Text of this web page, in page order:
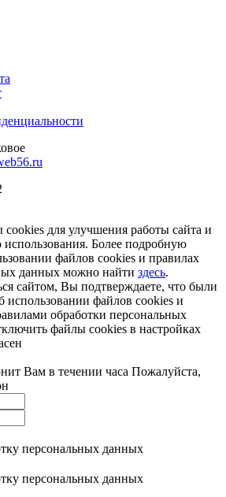
для улучшения работы сайта и
использования. Более подробную
файлов cookies и правилах
данных можно найти здесь.
сайтом, Вы подтверждаете, что были
файлов cookies и
обработки персональных
файлы cookies в настройках
Вам в течении часа Пожалуйста,
персональных данных
персональных данных